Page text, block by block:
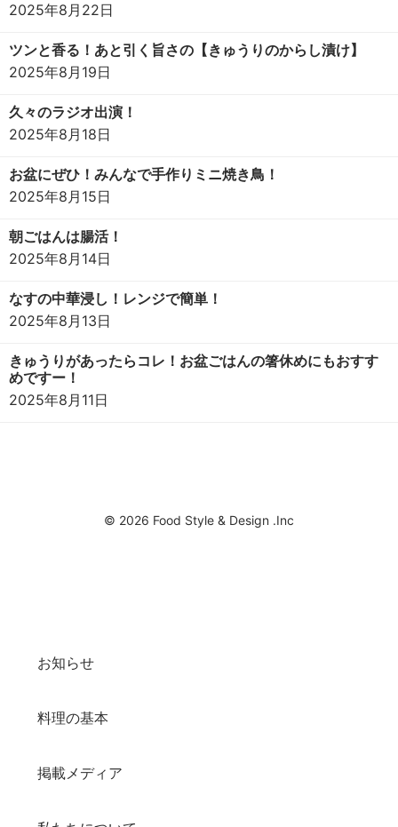
2025年8月22日
ツンと香る！あと引く旨さの【きゅうりのからし漬け】
2025年8月19日
久々のラジオ出演！
2025年8月18日
お盆にぜひ！みんなで手作りミニ焼き鳥！
2025年8月15日
朝ごはんは腸活！
2025年8月14日
なすの中華浸し！レンジで簡単！
2025年8月13日
きゅうりがあったらコレ！お盆ごはんの箸休めにもおすす
めですー！
2025年8月11日
© 2026 Food Style & Design .Inc
お知らせ
料理の基本
掲載メディア